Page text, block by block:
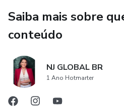
### 💡 **O que você vai
* Como renovar sua
pressão
* Estratégias práticas para
Saiba mais sobre
conteúdo
NJ GLOBAL BR
1 Ano Hotmarter